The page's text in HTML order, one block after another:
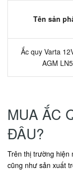
Tên sản
Ắc quy Varta
AGM LN5
MUA ẮC
ĐÂU?
Trên thị trường hiện
cũng như sản xuất